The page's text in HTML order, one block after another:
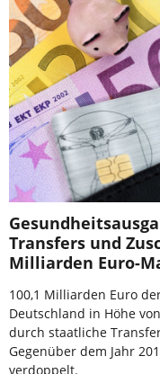
Transfers und
Milliarden Euro-
100,1 Milliarden Euro
Deutschland in Höhe
durch staatliche
Gegenüber dem Jahr
verdoppelt.